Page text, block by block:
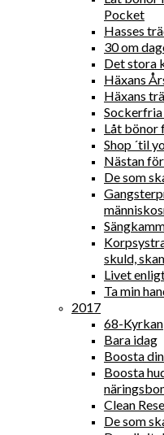
Pocket
Hasses
30 om
Det stora
Häxans
Häxans
Låt bönor
Shop ´til
Nästan
De som
skuld,
Livet
Ta min
2017
68-Kyrkan
Bara idag
Boosta
Boosta
Clean
De som